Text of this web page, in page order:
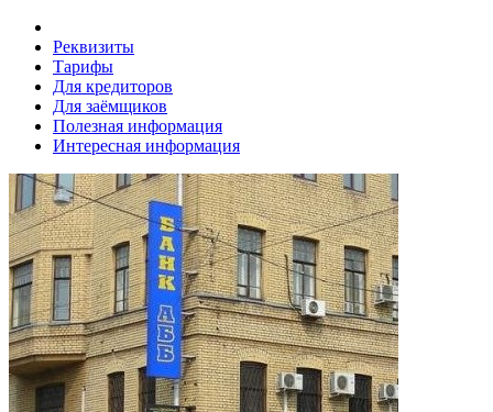
Реквизиты
Тарифы
Для кредиторов
Для заёмщиков
Полезная информация
Интересная информация